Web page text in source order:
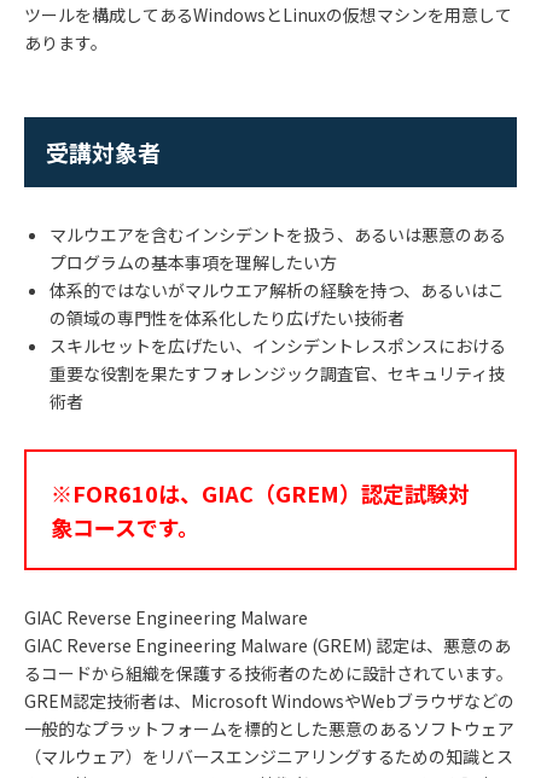
ツールを構成してあるWindowsとLinuxの仮想マシンを用意して
あります。
受講対象者
マルウエアを含むインシデントを扱う、あるいは悪意のある
プログラムの基本事項を理解したい方
体系的ではないがマルウエア解析の経験を持つ、あるいはこ
の領域の専門性を体系化したり広げたい技術者
スキルセットを広げたい、インシデントレスポンスにおける
重要な役割を果たすフォレンジック調査官、セキュリティ技
術者
※FOR610は、GIAC（GREM）認定試験対
象コースです。
GIAC Reverse Engineering Malware
GIAC Reverse Engineering Malware (GREM) 認定は、悪意のあ
るコードから組織を保護する技術者のために設計されています。
GREM認定技術者は、Microsoft WindowsやWebブラウザなどの
一般的なプラットフォームを標的とした悪意のあるソフトウェア
（マルウェア）をリバースエンジニアリングするための知識とス